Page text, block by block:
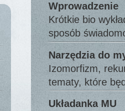
Wprowadzenie
Krótkie bio
sposób
Narzędzia do
Izomorfizm,
tematy, które
Układanka MU